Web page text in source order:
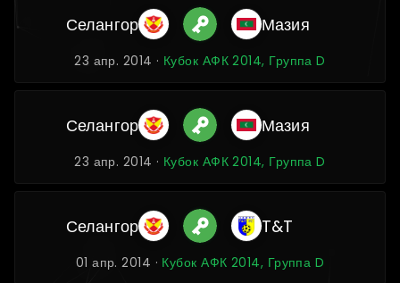
Селангор Мазия
23 апр. 2014 · Кубок АФК 2014, Группа D
Селангор Мазия
23 апр. 2014 · Кубок АФК 2014, Группа D
Селангор T&T
01 апр. 2014 · Кубок АФК 2014, Группа D